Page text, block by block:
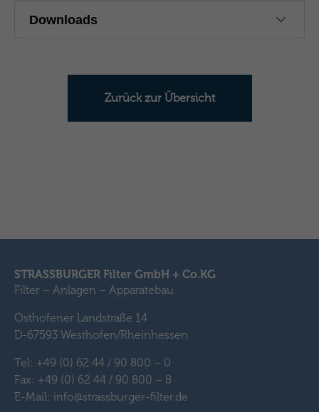
Downloads
Zurück zur Übersicht
STRASSBURGER Filter GmbH + Co.KG
Filter – Anlagen – Apparatebau
Osthofener Landstraße 14
D-67593 Westhofen/Rheinhessen
Tel: +49 (0) 62 44 / 90 800 – 0
Fax: +49 (0) 62 44 / 90 800 – 8
E-Mail: info@strassburger-filter.de